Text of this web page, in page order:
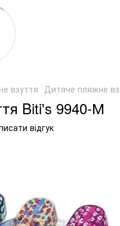
взуття Дитяче пляжне
Biti's 9940-М
відгук